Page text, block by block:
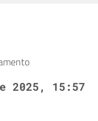
2025, 15:57